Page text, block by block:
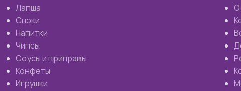
Лапша
Снэки
Напитки
Чипсы
Соусы и приправы
Конфеты
Игрушки
О